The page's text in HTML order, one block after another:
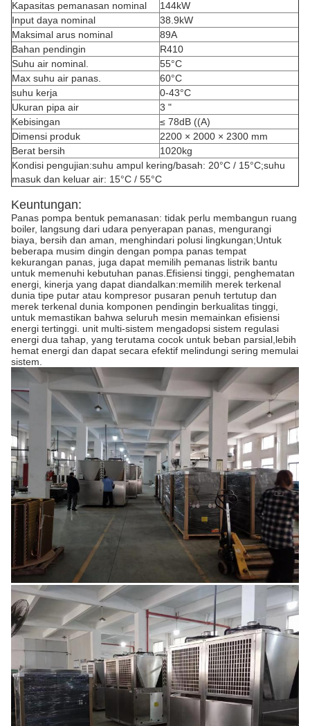
Kapasitas pemanasan nominal
144kW
Input daya nominal
38.9kW
Maksimal arus nominal
89A
Bahan pendingin
R410
Suhu air nominal.
55°C
Max suhu air panas.
60°C
suhu kerja
0-43°C
Ukuran pipa air
3 "
Kebisingan
≤ 78dB ((A)
Dimensi produk
2200 × 2000 × 2300 mm
Berat bersih
1020kg
Kondisi pengujian:suhu ampul kering/basah: 20°C / 15°C;suhu
masuk dan keluar air: 15°C / 55°C
Keuntungan:
Panas pompa bentuk pemanasan: tidak perlu membangun ruang
boiler, langsung dari udara penyerapan panas, mengurangi
biaya, bersih dan aman, menghindari polusi lingkungan;Untuk
beberapa musim dingin dengan pompa panas tempat
kekurangan panas, juga dapat memilih pemanas listrik bantu
untuk memenuhi kebutuhan panas.Efisiensi tinggi, penghematan
energi, kinerja yang dapat diandalkan:memilih merek terkenal
dunia tipe putar atau kompresor pusaran penuh tertutup dan
merek terkenal dunia komponen pendingin berkualitas tinggi,
untuk memastikan bahwa seluruh mesin memainkan efisiensi
energi tertinggi. unit multi-sistem mengadopsi sistem regulasi
energi dua tahap, yang terutama cocok untuk beban parsial,lebih
hemat energi dan dapat secara efektif melindungi sering memulai
sistem.